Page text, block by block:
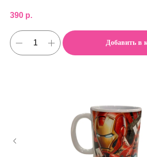
390 р.
Добавить в